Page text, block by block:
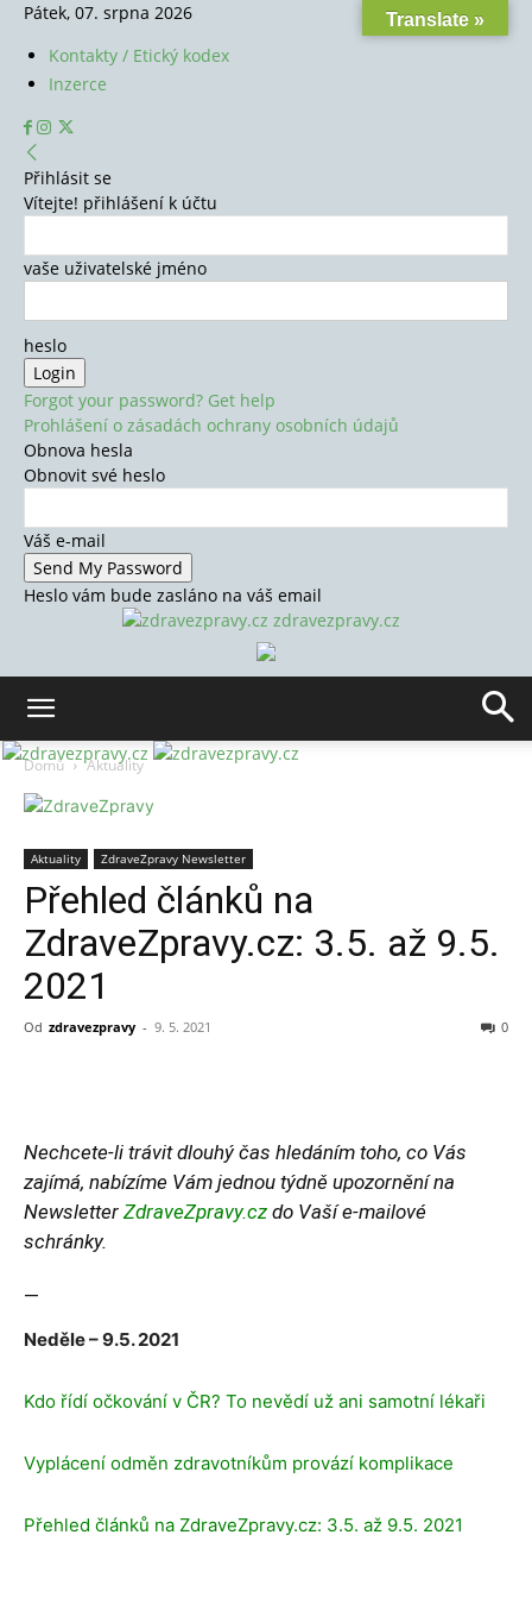
Pátek, 07. srpna 2026
Kontakty / Etický kodex
Inzerce
Přihlásit se
Vítejte! přihlášení k účtu
vaše uživatelské jméno
heslo
Forgot your password? Get help
Prohlášení o zásadách ochrany osobních údajů
Obnova hesla
Obnovit své heslo
Váš e-mail
Heslo vám bude zasláno na váš email
zdravezpravy.cz
Domů Aktuality
Aktuality ZdraveZpravy Newsletter
Přehled článků na
ZdraveZpravy.cz: 3.5. až 9.5.
2021
Od zdravezpravy - 9. 5. 2021 0
Nechcete-li trávit dlouhý čas hledáním toho, co Vás
zajímá, nabízíme Vám jednou týdně upozornění na
Newsletter ZdraveZpravy.cz do Vaší e-mailové
schránky.
—
Neděle – 9.5. 2021
Kdo řídí očkování v ČR? To nevědí už ani samotní lékaři
Vyplácení odměn zdravotníkům provází komplikace
Přehled článků na ZdraveZpravy.cz: 3.5. až 9.5. 2021
Translate »